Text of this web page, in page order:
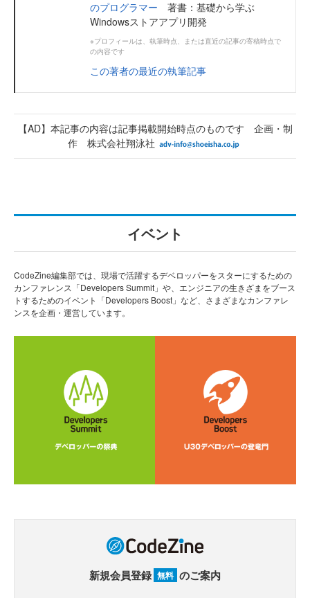
のプログラマー 著書：基礎から学ぶ
Windowsストアアプリ開発
※プロフィールは、執筆時点、または直近の記事の寄稿時点で
の内容です
この著者の最近の執筆記事
【AD】本記事の内容は記事掲載開始時点のものです 企画・制
作 株式会社翔泳社
イベント
CodeZine編集部では、現場で活躍するデベロッパーをスターにするための
カンファレンス「Developers Summit」や、エンジニアの生きざまをブース
トするためのイベント「Developers Boost」など、さまざまなカンファレ
ンスを企画・運営しています。
新規会員登録 無料 のご案内